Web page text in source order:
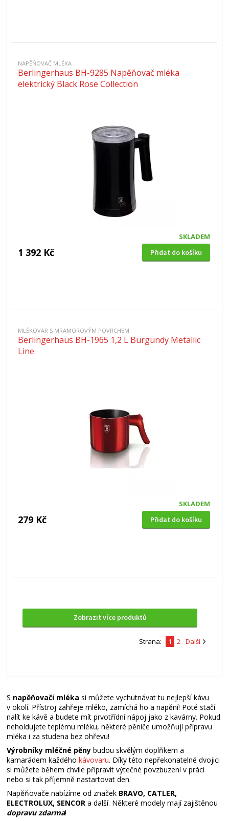
NAPĚŇOVAČ MLÉKA
Berlingerhaus BH-9285 Napěňovač mléka
elektrický Black Rose Collection
SKLADEM
1 392 Kč Přidat do košíku
MLÉKOVAR S MRAMOROVÝM POVRCHEM
Berlingerhaus BH-1965 1,2 L Burgundy Metallic
Line
SKLADEM
279 Kč Přidat do košíku
Zobrazit více produktů
Strana: 1 2 Další
S napěňovači mlékasi můžete vychutnávat tu nejlepší kávu
v okolí. Přístroj zahřeje mléko, zamíchá ho a napění! Poté stačí
nalít ke kávě a budete mít prvotřídní nápoj jako z kavárny. Pokud
neholdujete teplému mléku, některé pěniče umožňují přípravu
mléka i za studena bez ohřevu!
Výrobníky mléčné pěnybudou skvělým doplňkem a
kamarádem každéhokávovaru. Díky této nepřekonatelné dvojici
si můžete během chvíle připravit výtečné povzbuzení v práci
nebo si tak příjemně nastartovat den.
Napěňovače nabízíme od značek BRAVO, CATLER,
ELECTROLUX, SENCOR a další. Některé modely mají zajištěnou
dopravu zdarma!